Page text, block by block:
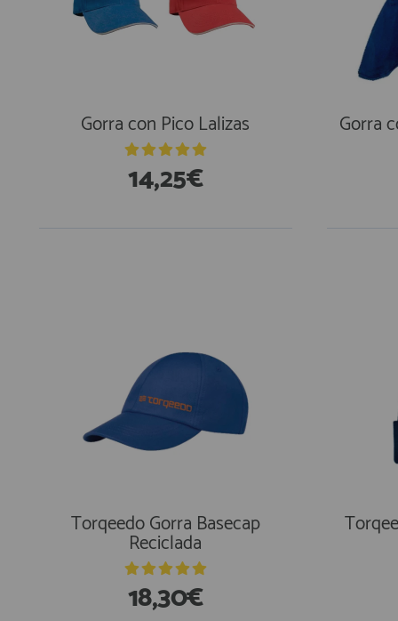
AFILIADOS
910 60 71 03
HORARIO de TIENDA:
Gorra con Pico Lalizas
14,25€
Gorra
Torqeedo Gorra Basecap
Reciclada
18,30€